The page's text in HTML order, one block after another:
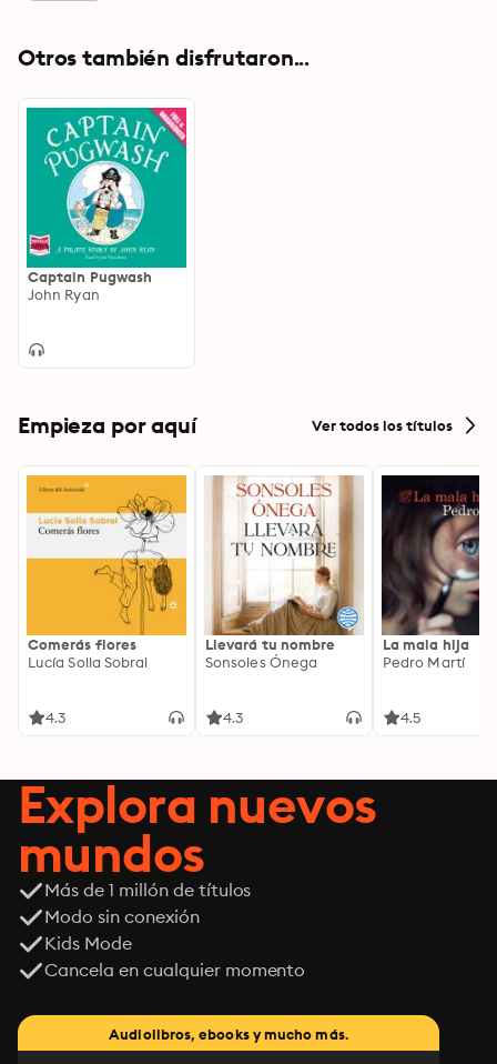
Otros también disfrutaron...
Captain Pugwash
John Ryan
Empieza por aquí Ver todos los títulos
Comerás flores
Lucía Solla Sobral
4.3
Llevará tu nombre
Sonsoles Ónega
4.3
La mala hija
Pedro Martí
4.5
Explora nuevos
mundos
Más de 1 millón de títulos
Modo sin conexión
Kids Mode
Cancela en cualquier momento
Audiolibros, ebooks y mucho más.